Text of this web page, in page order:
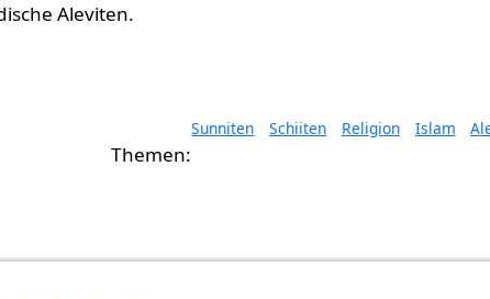
Aleviten.
Sunniten Schiiten Religion Islam